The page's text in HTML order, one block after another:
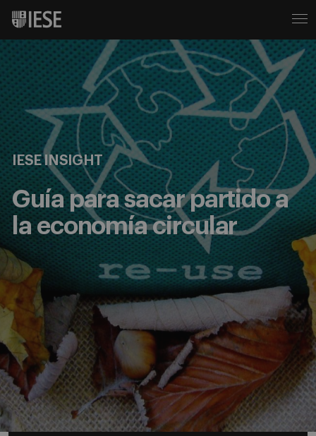
IESE INSIGHT
Guía para sacar partido a
la economía circular